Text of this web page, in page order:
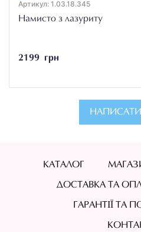
Артикул: 1.03.18.345
Намисто з лазуриту
2199 грн
НАПИСАТИ
КАТАЛОГ
ДОСТАВКА ТА
ГАРАНТІЇ ТА